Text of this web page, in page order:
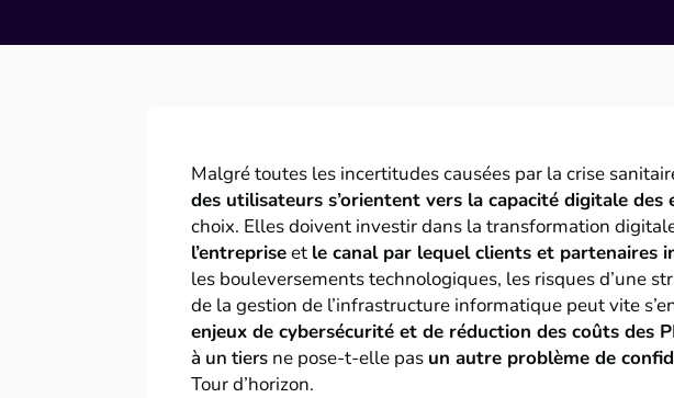
Malgré toutes les incertitudes causées par la crise
des utilisateurs s’orientent vers la capacité digitale des
choix. Elles doivent investir dans la transformation
l’entrepriseet le canal par lequel clients et partenaires
les bouleversements technologiques, les risques d’une
de la gestion de l’infrastructure informatique peut vite
enjeux de cybersécurité et de réduction des coûts des
à un tiers ne pose-t-elle pas un autre problème de
Tour d’horizon.